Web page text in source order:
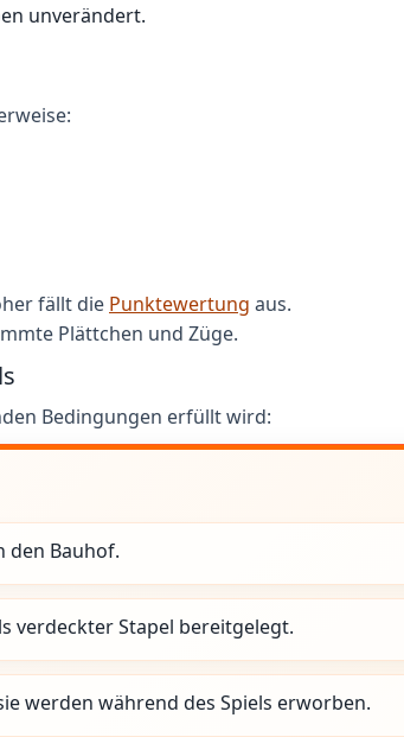
unverändert.
fällt die Punktewertung aus.
Plättchen und Züge.
Bedingungen erfüllt wird:
den Bauhof.
verdeckter Stapel bereitgelegt.
werden während des Spiels erworben.